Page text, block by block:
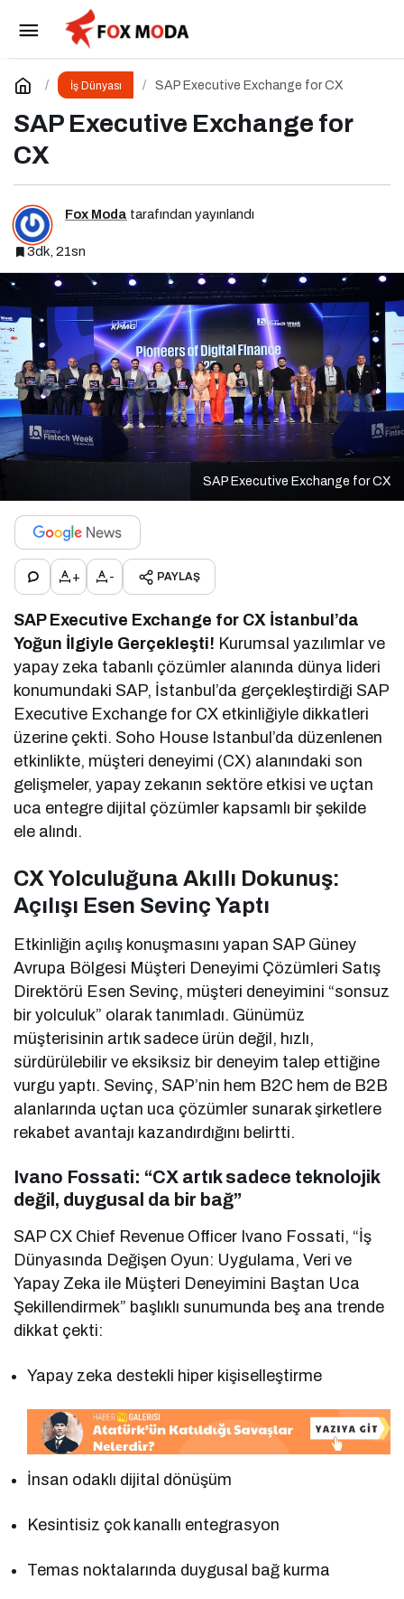
İş Dünyası SAP Executive Exchange for CX
SAP Executive Exchange for
CX
Fox Moda tarafından yayınlandı
3dk, 21sn
SAP Executive Exchange for CX
+ - PAYLAŞ
SAP Executive Exchange for CX İstanbul’da
Yoğun İlgiyle Gerçekleşti! Kurumsal yazılımlar ve
yapay zeka tabanlı çözümler alanında dünya lideri
konumundaki SAP, İstanbul’da gerçekleştirdiği SAP
Executive Exchange for CX etkinliğiyle dikkatleri
üzerine çekti. Soho House Istanbul’da düzenlenen
etkinlikte, müşteri deneyimi (CX) alanındaki son
gelişmeler, yapay zekanın sektöre etkisi ve uçtan
uca entegre dijital çözümler kapsamlı bir şekilde
ele alındı.
CX Yolculuğuna Akıllı Dokunuş:
Açılışı Esen Sevinç Yaptı
Etkinliğin açılış konuşmasını yapan SAP Güney
Avrupa Bölgesi Müşteri Deneyimi Çözümleri Satış
Direktörü Esen Sevinç, müşteri deneyimini “sonsuz
bir yolculuk” olarak tanımladı. Günümüz
müşterisinin artık sadece ürün değil, hızlı,
sürdürülebilir ve eksiksiz bir deneyim talep ettiğine
vurgu yaptı. Sevinç, SAP’nin hem B2C hem de B2B
alanlarında uçtan uca çözümler sunarak şirketlere
rekabet avantajı kazandırdığını belirtti.
Ivano Fossati: “CX artık sadece teknolojik
değil, duygusal da bir bağ”
SAP CX Chief Revenue Officer Ivano Fossati, “İş
Dünyasında Değişen Oyun: Uygulama, Veri ve
Yapay Zeka ile Müşteri Deneyimini Baştan Uca
Şekillendirmek” başlıklı sunumunda beş ana trende
dikkat çekti:
Yapay zeka destekli hiper kişiselleştirme
İnsan odaklı dijital dönüşüm
Kesintisiz çok kanallı entegrasyon
Temas noktalarında duygusal bağ kurma
Kavrama Dair İlk Kitap: Dijital Markalaşma
Yorum Yap